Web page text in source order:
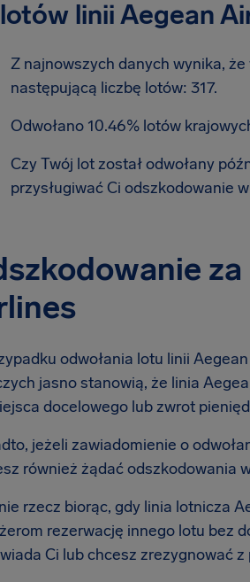
linii Aegean
Z najnowszych danych wynika,
następującą liczbę lotów: 317.
Odwołano 10.46% lotów
Czy Twój lot został odwołany
przysługiwać Ci odszkodowanie
odwołania lotu linii
jasno stanowią, że linia
docelowego lub zwrot
jeżeli zawiadomienie o
również żądać odszkodowania
rzecz biorąc, gdy linia lotnicza
rezerwację innego lotu bez
Ci lub chcesz zrezygnować